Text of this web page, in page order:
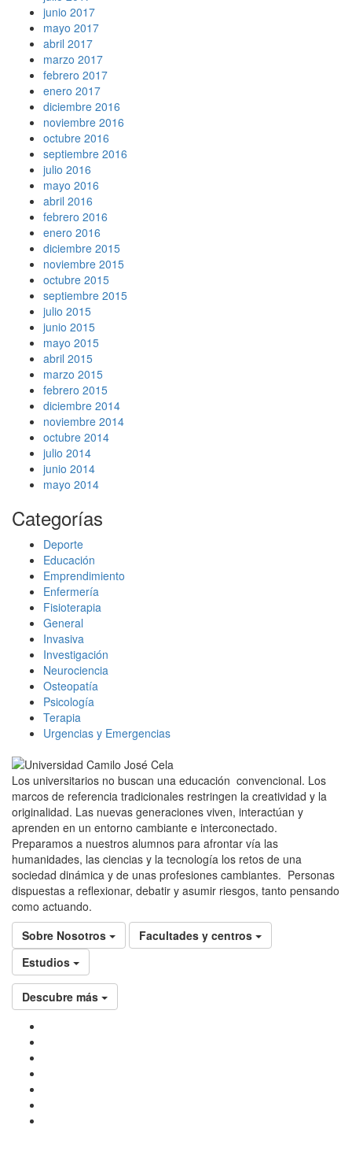
junio 2017
mayo 2017
abril 2017
marzo 2017
febrero 2017
enero 2017
diciembre 2016
noviembre 2016
octubre 2016
septiembre 2016
julio 2016
mayo 2016
abril 2016
febrero 2016
enero 2016
diciembre 2015
noviembre 2015
octubre 2015
septiembre 2015
julio 2015
junio 2015
mayo 2015
abril 2015
marzo 2015
febrero 2015
diciembre 2014
noviembre 2014
octubre 2014
julio 2014
junio 2014
mayo 2014
Categorías
Deporte
Educación
Emprendimiento
Enfermería
Fisioterapia
General
Invasiva
Investigación
Neurociencia
Osteopatía
Psicología
Terapia
Urgencias y Emergencias
Los universitarios no buscan una educación convencional. Los
marcos de referencia tradicionales restringen la creatividad y la
originalidad. Las nuevas generaciones viven, interactúan y
aprenden en un entorno cambiante e interconectado.
Preparamos a nuestros alumnos para afrontar vía las
humanidades, las ciencias y la tecnología los retos de una
sociedad dinámica y de unas profesiones cambiantes. Personas
dispuestas a reflexionar, debatir y asumir riesgos, tanto pensando
como actuando.
Sobre Nosotros
Facultades y centros
Estudios
Descubre más